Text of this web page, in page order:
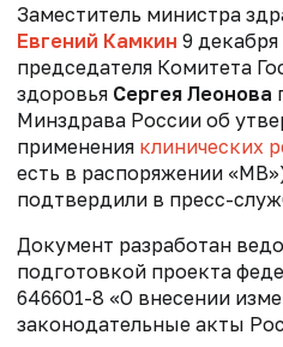
Заместитель министра
Евгений Камкин 9
председателя Комитета
здоровья Сергея Леонова
Минздрава России об
применения клинических
есть в распоряжении
подтвердили в пресс-
Документ разработан
подготовкой проекта
646601-8 «О внесении
законодательные акты